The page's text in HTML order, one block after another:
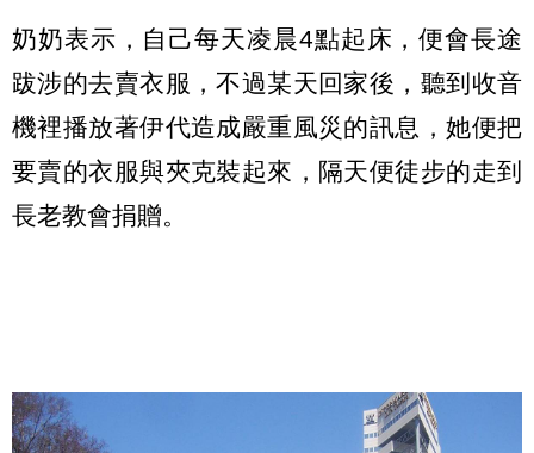
奶奶表示，自己每天凌晨4點起床，便會長途
跋涉的去賣衣服，不過某天回家後，聽到收音
機裡播放著伊代造成嚴重風災的訊息，她便把
要賣的衣服與夾克裝起來，隔天便徒步的走到
長老教會捐贈。